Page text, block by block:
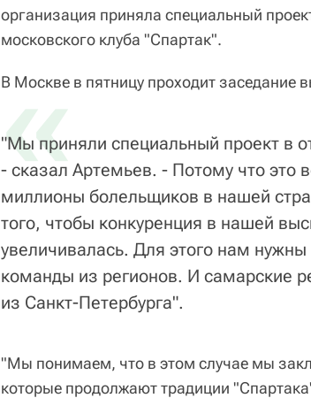
организация приняла специальный
московского клуба "Спартак".
В Москве в пятницу проходит заседание
«
"Мы приняли специальный проект в
- сказал Артемьев. - Потому что это
миллионы болельщиков в нашей
того, чтобы конкуренция в нашей
увеличивалась. Для этого нам
команды из регионов. И самарские
из Санкт-Петербурга".
"Мы понимаем, что в этом случае мы
которые продолжают традиции